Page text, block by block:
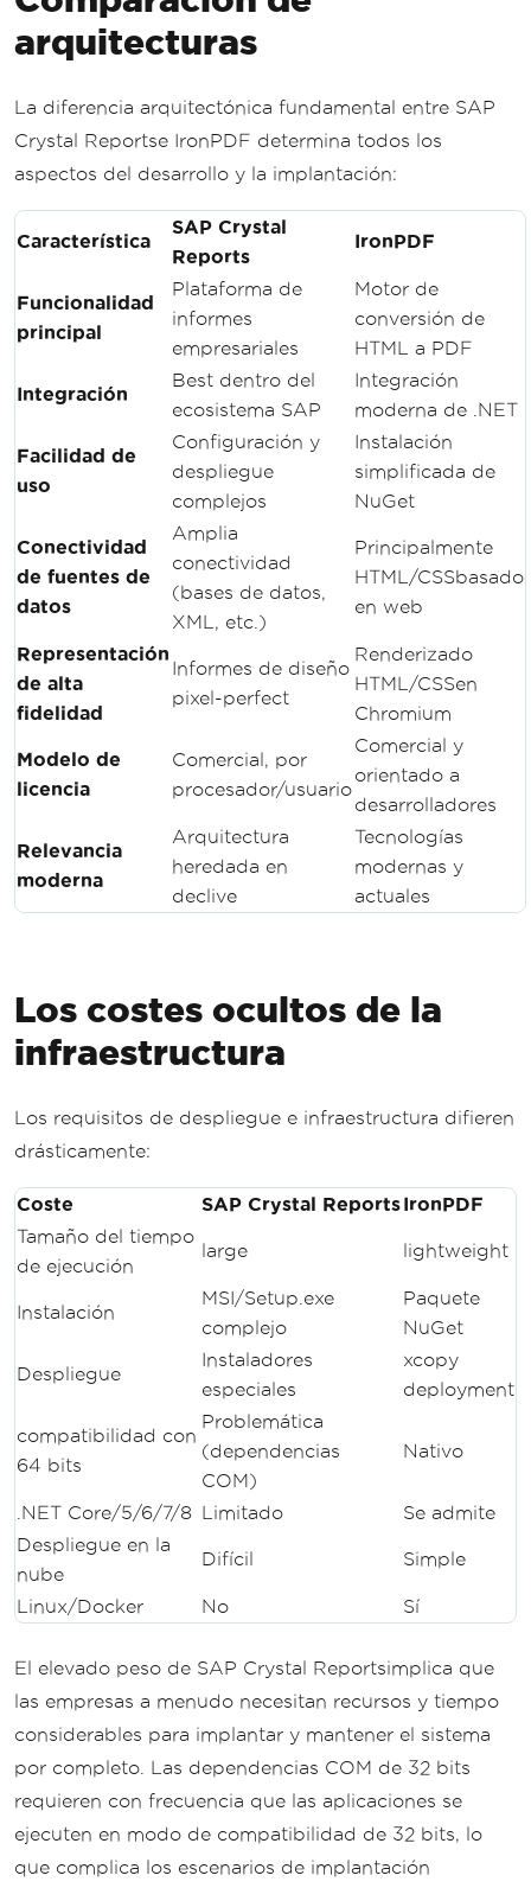
arquitecturas
La diferencia arquitectónica fundamental entre SAP
Crystal Reportse IronPDF determina todos los
aspectos del desarrollo y la implantación:
Característica
SAP Crystal
Reports
IronPDF
Funcionalidad
principal
Plataforma de
informes
empresariales
Motor de
conversión de
HTML a PDF
Integración
Best dentro del
ecosistema SAP
Integración
moderna de .NET
Facilidad de
uso
Configuración y
despliegue
complejos
Instalación
simplificada de
NuGet
Conectividad
de fuentes de
datos
Amplia
conectividad
(bases de datos,
XML, etc.)
Principalmente
HTML/CSSbasado
en web
Representación
de alta
fidelidad
Informes de diseño
pixel-perfect
Renderizado
HTML/CSSen
Chromium
Modelo de
licencia
Comercial, por
procesador/usuario
Comercial y
orientado a
desarrolladores
Relevancia
moderna
Arquitectura
heredada en
declive
Tecnologías
modernas y
actuales
Los costes ocultos de la
infraestructura
Los requisitos de despliegue e infraestructura difieren
drásticamente:
Coste SAP Crystal ReportsIronPDF
Tamaño del tiempo
de ejecución
large lightweight
Instalación
MSI/Setup.exe
complejo
Paquete
NuGet
Despliegue
Instaladores
especiales
xcopy
deployment
compatibilidad con
64 bits
Problemática
(dependencias
COM)
Nativo
.NET Core/5/6/7/8 Limitado
Se admite
Despliegue en la
nube
Difícil Simple
Linux/Docker No Sí
El elevado peso de SAP Crystal Reportsimplica que
las empresas a menudo necesitan recursos y tiempo
considerables para implantar y mantener el sistema
por completo. Las dependencias COM de 32 bits
requieren con frecuencia que las aplicaciones se
ejecuten en modo de compatibilidad de 32 bits, lo
que complica los escenarios de implantación